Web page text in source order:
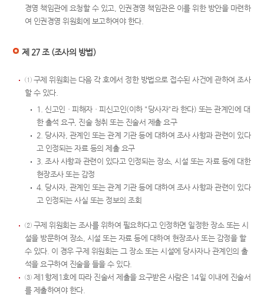
경영 책임관에 요청할 수 있고, 인권경영 책임관은 이를 위한 방안을 마련하
여 인권경영 위원회에 보고하여야 한다.
제 27 조 (조사의 방법)
① 구제 위원회는 다음 각 호에서 정한 방법으로 접수된 사건에 관하여 조사
할 수 있다.
1. 신고인ㆍ피해자ㆍ피신고인(이하 "당사자"라 한다) 또는 관계인에 대
한 출석 요구, 진술 청취 또는 진술서 제출 요구
2. 당사자, 관계인 또는 관계 기관 등에 대하여 조사 사항과 관련이 있다
고 인정되는 자료 등의 제출 요구
3. 조사 사항과 관련이 있다고 인정되는 장소, 시설 또는 자료 등에 대한
현장조사 또는 감정
4. 당사자, 관계인 또는 관계 기관 등에 대하여 조사 사항과 관련이 있다
고 인정되는 사실 또는 정보의 조회
② 구제 위원회는 조사를 위하여 필요하다고 인정하면 일정한 장소 또는 시
설을 방문하여 장소, 시설 또는 자료 등에 대하여 현장조사 또는 감정을 할
수 있다. 이 경우 구제 위원회는 그 장소 또는 시설에 당사자나 관계인의 출
석을 요구하여 진술을 들을 수 있다.
③ 제1항제1호에 따라 진술서 제출을 요구받은 사람은 14일 이내에 진술서
를 제출하여야 한다.